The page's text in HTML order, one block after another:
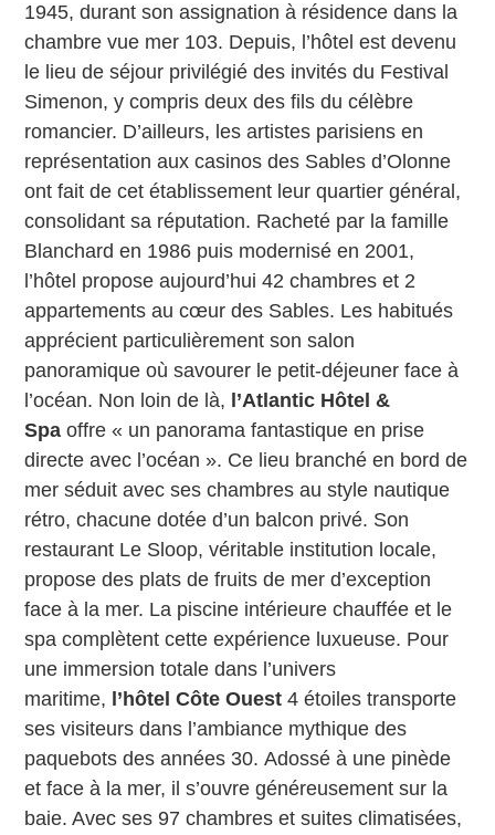
1945, durant son assignation à résidence dans la
chambre vue mer 103. Depuis, l’hôtel est devenu
le lieu de séjour privilégié des invités du Festival
Simenon, y compris deux des fils du célèbre
romancier. D’ailleurs, les artistes parisiens en
représentation aux casinos des Sables d’Olonne
ont fait de cet établissement leur quartier général,
consolidant sa réputation. Racheté par la famille
Blanchard en 1986 puis modernisé en 2001,
l’hôtel propose aujourd’hui 42 chambres et 2
appartements au cœur des Sables. Les habitués
apprécient particulièrement son salon
panoramique où savourer le petit-déjeuner face à
l’océan. Non loin de là, l’Atlantic Hôtel &
Spa offre « un panorama fantastique en prise
directe avec l’océan ». Ce lieu branché en bord de
mer séduit avec ses chambres au style nautique
rétro, chacune dotée d’un balcon privé. Son
restaurant Le Sloop, véritable institution locale,
propose des plats de fruits de mer d’exception
face à la mer. La piscine intérieure chauffée et le
spa complètent cette expérience luxueuse. Pour
une immersion totale dans l’univers
maritime, l’hôtel Côte Ouest 4 étoiles transporte
ses visiteurs dans l’ambiance mythique des
paquebots des années 30. Adossé à une pinède
et face à la mer, il s’ouvre généreusement sur la
baie. Avec ses 97 chambres et suites climatisées,